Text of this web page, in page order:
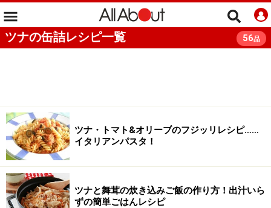
ツナの缶詰レシピ一覧 56品
ツナ・トマト&オリーブのフジッリレシピ……
イタリアンパスタ！
ツナと舞茸の炊き込みご飯の作り方！出汁いら
ずの簡単ごはんレシピ